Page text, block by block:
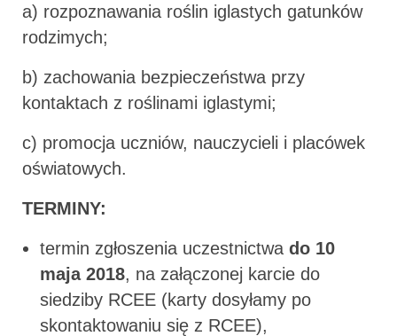
a) rozpoznawania roślin iglastych gatunków
rodzimych;
b) zachowania bezpieczeństwa przy
kontaktach z roślinami iglastymi;
c) promocja uczniów, nauczycieli i placówek
oświatowych.
TERMINY:
termin zgłoszenia uczestnictwa do 10
maja 2018, na załączonej karcie do
siedziby RCEE (karty dosyłamy po
skontaktowaniu się z RCEE),